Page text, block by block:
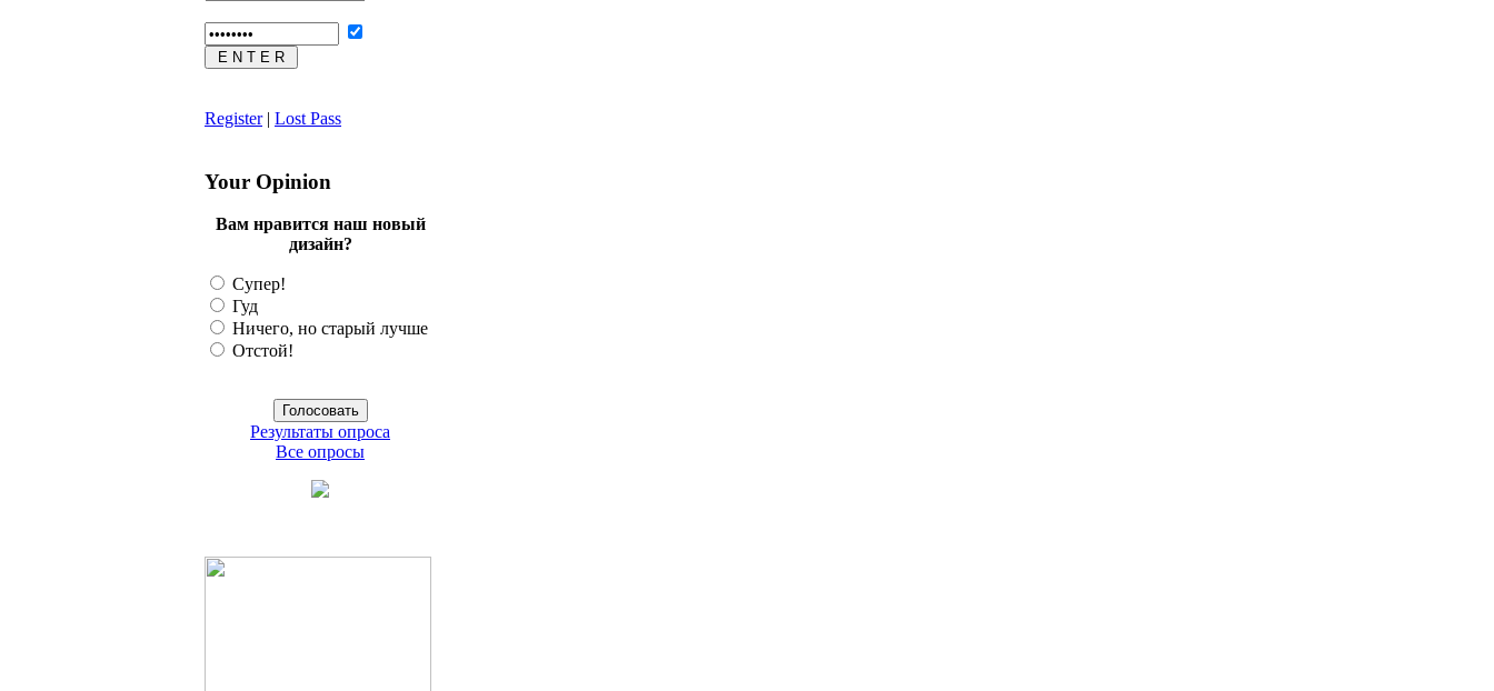
Register| Lost Pass
Your Opinion
Вам нравится наш новый
дизайн?
Супер!
Гуд
Ничего, но старый лучше
Отстой!
Результаты опроса
Все опросы